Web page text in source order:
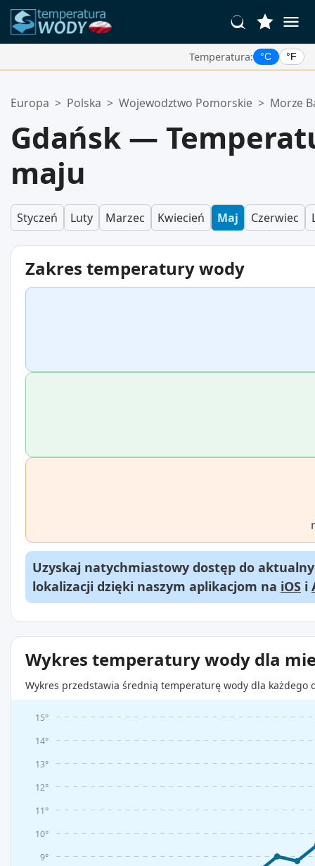
Temperatura: °C °F
Twoja lista ulubionych jest pusta.
Europa > Polska > Wojewodztwo Pomorskie > Morze
Gdańsk —
maju
Styczeń Luty Marzec Kwiecień Maj Czerwiec
Zakres temperatury wody
Uzyskaj natychmiastowy dostęp do
lokalizacji dzięki naszym aplikacjom na iOS i
Wykres temperatury wody dla
Wykres przedstawia średnią temperaturę wody dla
9°
10°
11°
12°
13°
14°
15°